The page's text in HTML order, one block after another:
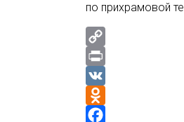
по прихрамовой
C
o
p
y
P
V
K
O